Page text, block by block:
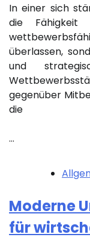
In einer sich
die Fähigkeit
überlassen,
und
gegenüber
die
…
Moderne
für